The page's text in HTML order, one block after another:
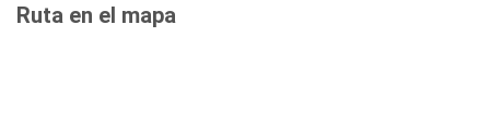
Ruta en el mapa